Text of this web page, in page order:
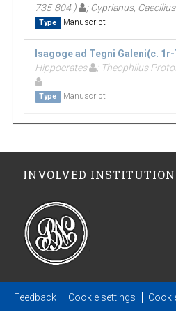
735-804 )
; Cyprianus,
Type Manuscript
Isagoge ad Tegni Galeni(c. 1r-
Hippocrates
; Theophilus
Type Manuscript
INVOLVED
Feedback Cookie settings